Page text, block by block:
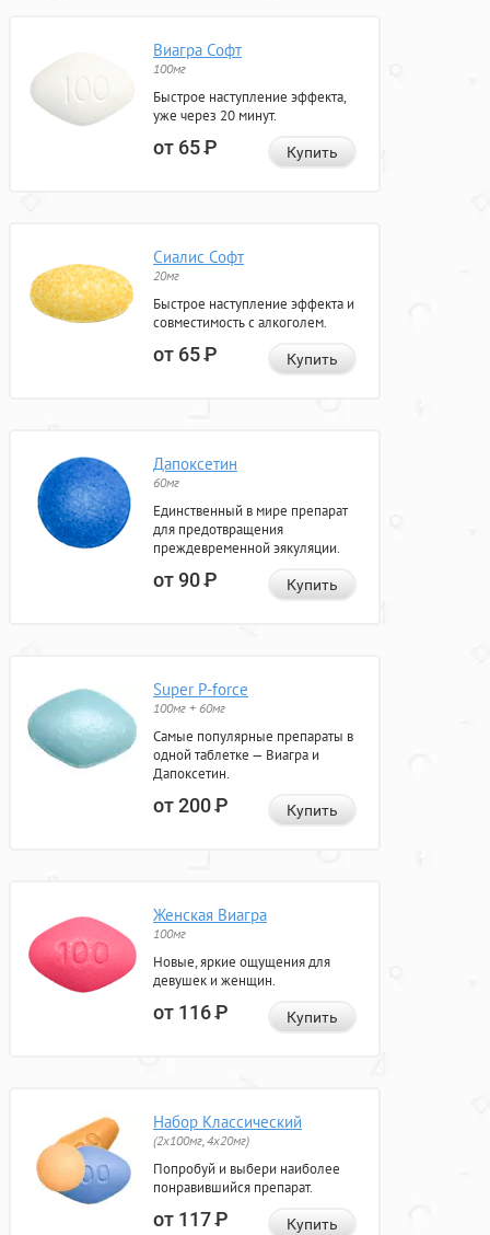
Виагра Софт
100мг
Быстрое наступление эффекта,
уже через 20 минут.
от 65Р Купить
Сиалис Софт
20мг
Быстрое наступление эффекта и
совместимость с алкоголем.
от 65Р Купить
Дапоксетин
60мг
Единственный в мире препарат
для предотвращения
преждевременной эякуляции.
от 90Р Купить
Super P-force
100мг + 60мг
Самые популярные препараты в
одной таблетке — Виагра и
Дапоксетин.
от 200Р Купить
Женская Виагра
100мг
Новые, яркие ощущения для
девушек и женщин.
от 116Р Купить
Набор Классический
(2x100мг, 4x20мг)
Попробуй и выбери наиболее
понравившийся препарат.
от 117Р Купить